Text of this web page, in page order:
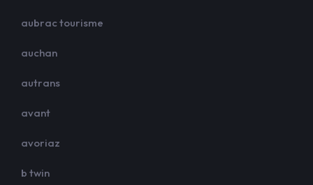
aubrac tourisme
auchan
autrans
avant
avoriaz
b twin